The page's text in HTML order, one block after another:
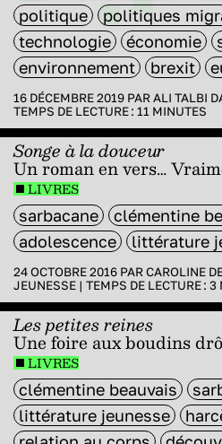
politique
politiques
technologie
économie
environnement
brexit
16 DÉCEMBRE 2019 PARALI TALBI
TEMPS DE LECTURE : 11 MINUTES
Songe à la douceur
Un roman en vers…
LIVRES
sarbacane clémentine
adolescence
littérature
24 OCTOBRE 2016 PARCAROLINE
JEUNESSE | TEMPS DE LECTURE : 3
Les petites reines
Une foire aux boudins
LIVRES
clémentine beauvais
littérature jeunesse